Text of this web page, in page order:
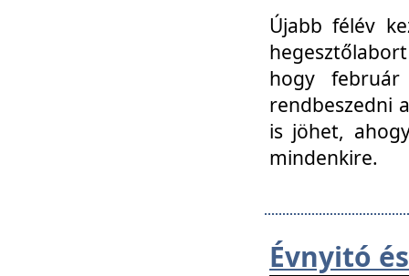
Újabb félév
hogy
rendbeszedni
is jöhet,
mindenkire.
Évnyitó